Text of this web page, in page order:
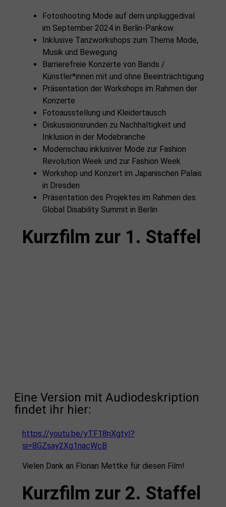
Fotoshooting Mode auf dem unpluggedival
im September 2024 in Berlin-Pankow
Inklusive Tanzworkshops zum Thema Mode,
Musik und Bewegung
Barrierefreie Konzerte von Bands /
Künstler*innen mit und ohne Beeinträchtigung
Präsentation der Workshops im Rahmen der
Konzerte
Fotoausstellung und Kleidertausch
Diskussionsrunden zu Nachhaltigkeit und
Inklusion in der Modebranche
Modenschau inklusiver Mode zur Fashion
Revolution Week und zur Fashion Week
Workshop und Konzert im Japanischen Palais
in Dresden
Präsentation des Projektes im Rahmen des
Global Disability Summit in Berlin
Kurzfilm zur 1. Staffel
Eine Version mit Audiodeskription
findet ihr hier:
https://youtu.be/yTF18nXgtyI?
si=8GZsay2Xg1nacWcB
Vielen Dank an Florian Mettke für diesen Film!
Kurzfilm zur 2. Staffel